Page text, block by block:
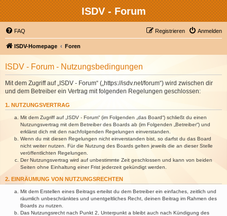
ISDV - Forum
FAQ Anmelden
Registrieren
ISDV-Homepage Foren
ISDV - Forum - Nutzungsbedingungen
Mit dem Zugriff auf „ISDV - Forum“ („https://isdv.net/forum“) wird zwischen dir
und dem Betreiber ein Vertrag mit folgenden Regelungen geschlossen:
1. NUTZUNGSVERTRAG
Mit dem Zugriff auf „ISDV - Forum“ (im Folgenden „das Board“) schließt du einen
Nutzungsvertrag mit dem Betreiber des Boards ab (im Folgenden „Betreiber“) und
erklärst dich mit den nachfolgenden Regelungen einverstanden.
Wenn du mit diesen Regelungen nicht einverstanden bist, so darfst du das Board
nicht weiter nutzen. Für die Nutzung des Boards gelten jeweils die an dieser Stelle
veröffentlichten Regelungen.
Der Nutzungsvertrag wird auf unbestimmte Zeit geschlossen und kann von beiden
Seiten ohne Einhaltung einer Frist jederzeit gekündigt werden.
2. EINRÄUMUNG VON NUTZUNGSRECHTEN
Mit dem Erstellen eines Beitrags erteilst du dem Betreiber ein einfaches, zeitlich und
räumlich unbeschränktes und unentgeltliches Recht, deinen Beitrag im Rahmen des
Boards zu nutzen.
Das Nutzungsrecht nach Punkt 2, Unterpunkt a bleibt auch nach Kündigung des